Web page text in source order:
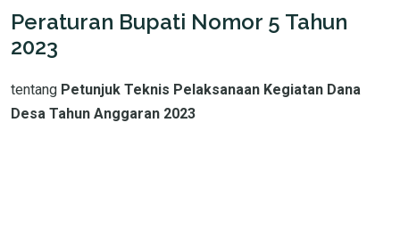
Peraturan Bupati Nomor 5 Tahun
2023
tentang Petunjuk Teknis Pelaksanaan Kegiatan Dana
Desa Tahun Anggaran 2023